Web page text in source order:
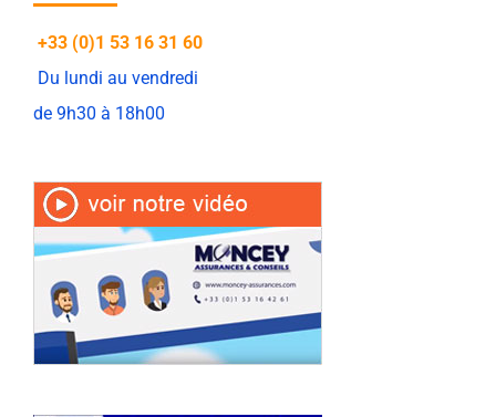
+33 (0)1 53 16 31 60
Du lundi au vendredi
de 9h30 à 18h00